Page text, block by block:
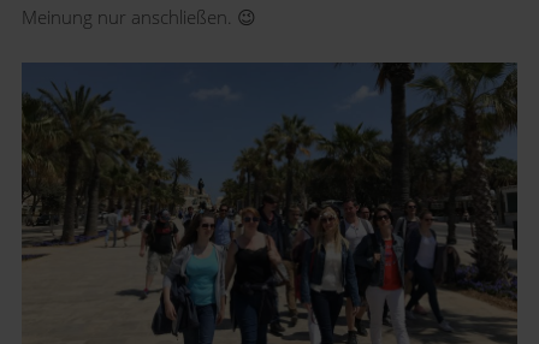
Meinung nur anschließen. 😉